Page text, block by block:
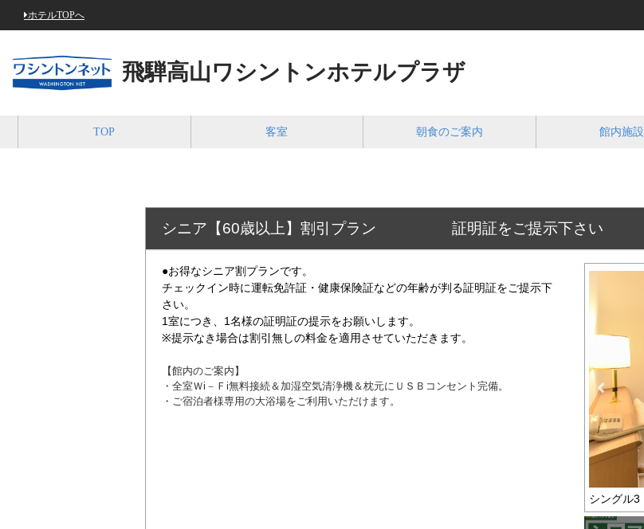
ホテルTOPへ
飛騨高山ワシントンホテルプラザ
TOP 客室 朝食のご案内 館内施設
シニア【60歳以上】割引プラン 証明証をご提示下さい
●お得なシニア割プランです。
チェックイン時に運転免許証・健康保険証などの年齢が判る証明証をご提示下
さい。
1室につき、1名様の証明証の提示をお願いします。
※提示なき場合は割引無しの料金を適用させていただきます。
【館内のご案内】
・全室Ｗi－Ｆi無料接続＆加湿空気清浄機＆枕元にＵＳＢコンセント完備。
・ご宿泊者様専用の大浴場をご利用いただけます。
シングル3